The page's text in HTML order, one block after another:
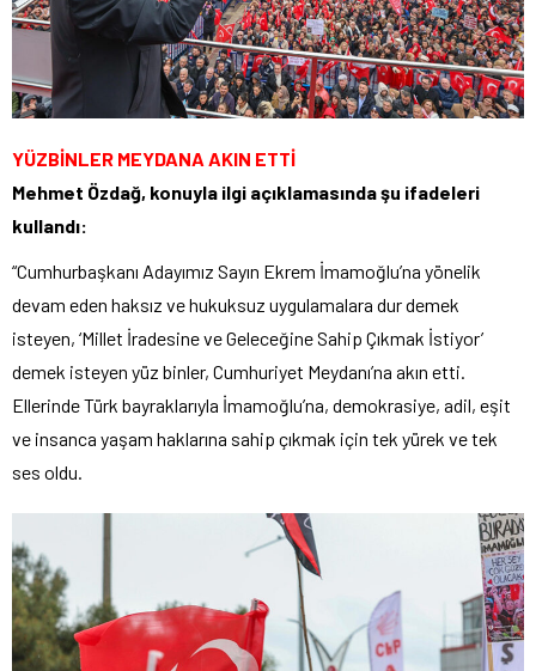
YÜZBİNLER MEYDANA AKIN ETTİ
Mehmet Özdağ, konuyla ilgi açıklamasında şu ifadeleri
kullandı:
“Cumhurbaşkanı Adayımız Sayın Ekrem İmamoğlu’na yönelik
devam eden haksız ve hukuksuz uygulamalara dur demek
isteyen, ‘Millet İradesine ve Geleceğine Sahip Çıkmak İstiyor’
demek isteyen yüz binler, Cumhuriyet Meydanı’na akın etti.
Ellerinde Türk bayraklarıyla İmamoğlu’na, demokrasiye, adil, eşit
ve insanca yaşam haklarına sahip çıkmak için tek yürek ve tek
ses oldu.